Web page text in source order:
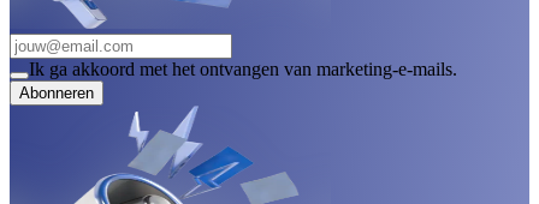
Ik ga akkoord met het ontvangen van marketing-e-mails.
Abonneren